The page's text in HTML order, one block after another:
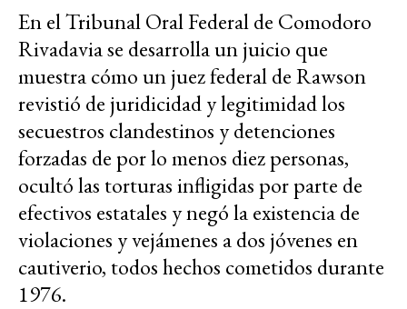
En el Tribunal Oral Federal de Comodoro
Rivadavia se desarrolla un juicio que
muestra cómo un juez federal de Rawson
revistió de juridicidad y legitimidad los
secuestros clandestinos y detenciones
forzadas de por lo menos diez personas,
ocultó las torturas infligidas por parte de
efectivos estatales y negó la existencia de
violaciones y vejámenes a dos jóvenes en
cautiverio, todos hechos cometidos durante
1976.